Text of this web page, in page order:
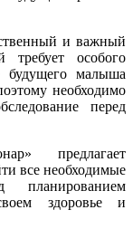
и важный
особого
будущего малыша
необходимо
перед
предлагает
все необходимые
планированием
здоровье и